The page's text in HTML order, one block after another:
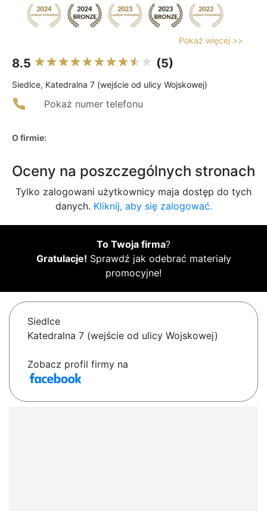
Pokaż więcej >>
8.5 (5)
Siedlce, Katedralna 7 (wejście od ulicy Wojskowej)
Pokaż numer telefonu
O firmie:
Oceny na poszczególnych stronach
Tylko zalogowani użytkownicy maja dostęp do tych
danych. Kliknij, aby się zalogować.
To Twoja firma?
Gratulacje! Sprawdź jak odebrać materiały
promocyjne!
Siedlce
Katedralna 7 (wejście od ulicy Wojskowej)
Zobacz profil firmy na